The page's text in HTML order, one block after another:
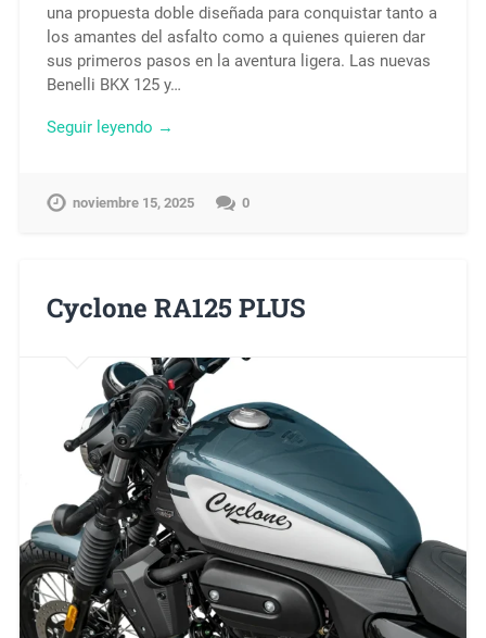
una propuesta doble diseñada para conquistar tanto a
los amantes del asfalto como a quienes quieren dar
sus primeros pasos en la aventura ligera. Las nuevas
Benelli BKX 125 y…
Seguir leyendo →
noviembre 15, 2025 0
Cyclone RA125 PLUS